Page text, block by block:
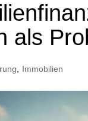
Materialien
Ökologisch bauen
Sanierung
Hygiene
als
Immobilien